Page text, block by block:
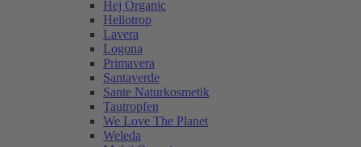
Hej Organic
Heliotrop
Lavera
Logona
Primavera
Santaverde
Sante Naturkosmetik
Tautropfen
We Love The Planet
Weleda